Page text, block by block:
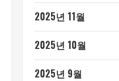
2025년 11월
2025년 10월
2025년 9월